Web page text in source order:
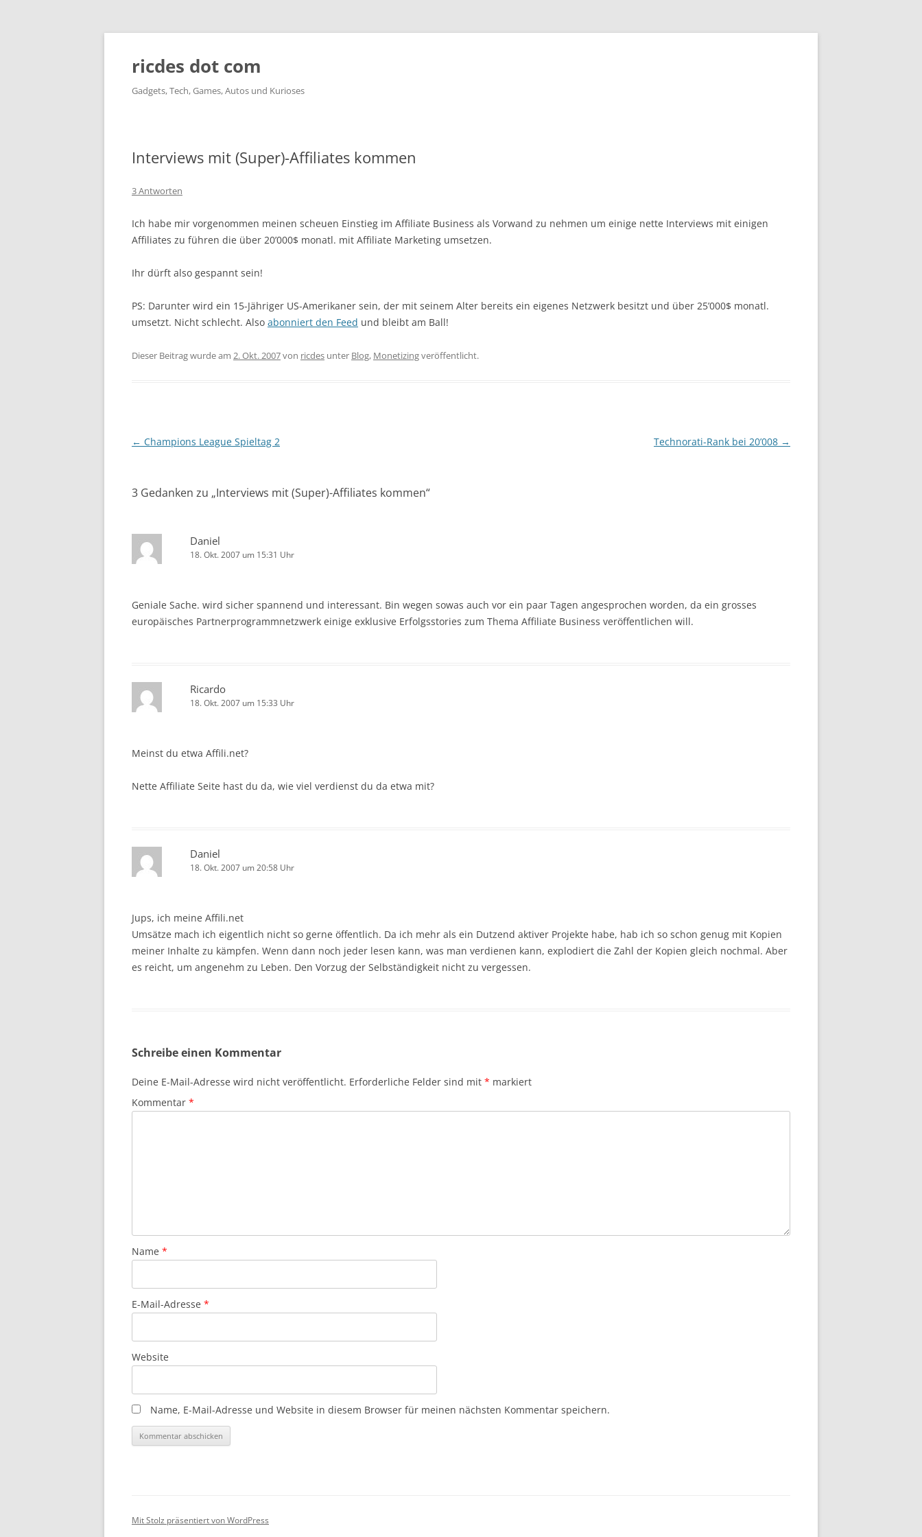
ricdes dot com
Gadgets, Tech, Games, Autos und Kurioses
Interviews mit (Super)-Affiliates kommen
3 Antworten
Ich habe mir vorgenommen meinen scheuen Einstieg im Affiliate Business als Vorwand zu nehmen um einige nette Interviews mit einigen
Affiliates zu führen die über 20’000$ monatl. mit Affiliate Marketing umsetzen.
Ihr dürft also gespannt sein!
PS: Darunter wird ein 15-Jähriger US-Amerikaner sein, der mit seinem Alter bereits ein eigenes Netzwerk besitzt und über 25’000$ monatl.
umsetzt. Nicht schlecht. Also abonniert den Feed und bleibt am Ball!
Dieser Beitrag wurde am 2. Okt. 2007von ricdes unter Blog, Monetizingveröffentlicht.
Beitragsnavigation
← Champions League Spieltag 2 Technorati-Rank bei 20’008 →
3 Gedanken zu „Interviews mit (Super)-Affiliates kommen“
Daniel
18. Okt. 2007 um 15:31 Uhr
Geniale Sache. wird sicher spannend und interessant. Bin wegen sowas auch vor ein paar Tagen angesprochen worden, da ein grosses
europäisches Partnerprogrammnetzwerk einige exklusive Erfolgsstories zum Thema Affiliate Business veröffentlichen will.
Ricardo
18. Okt. 2007 um 15:33 Uhr
Meinst du etwa Affili.net?
Nette Affiliate Seite hast du da, wie viel verdienst du da etwa mit?
Daniel
18. Okt. 2007 um 20:58 Uhr
Jups, ich meine Affili.net
Umsätze mach ich eigentlich nicht so gerne öffentlich. Da ich mehr als ein Dutzend aktiver Projekte habe, hab ich so schon genug mit Kopien
meiner Inhalte zu kämpfen. Wenn dann noch jeder lesen kann, was man verdienen kann, explodiert die Zahl der Kopien gleich nochmal. Aber
es reicht, um angenehm zu Leben. Den Vorzug der Selbständigkeit nicht zu vergessen.
Schreibe einen Kommentar
Deine E-Mail-Adresse wird nicht veröffentlicht. Erforderliche Felder sind mit * markiert
Kommentar *
Name *
E-Mail-Adresse *
Website
Name, E-Mail-Adresse und Website in diesem Browser für meinen nächsten Kommentar speichern.
Mit Stolz präsentiert von WordPress